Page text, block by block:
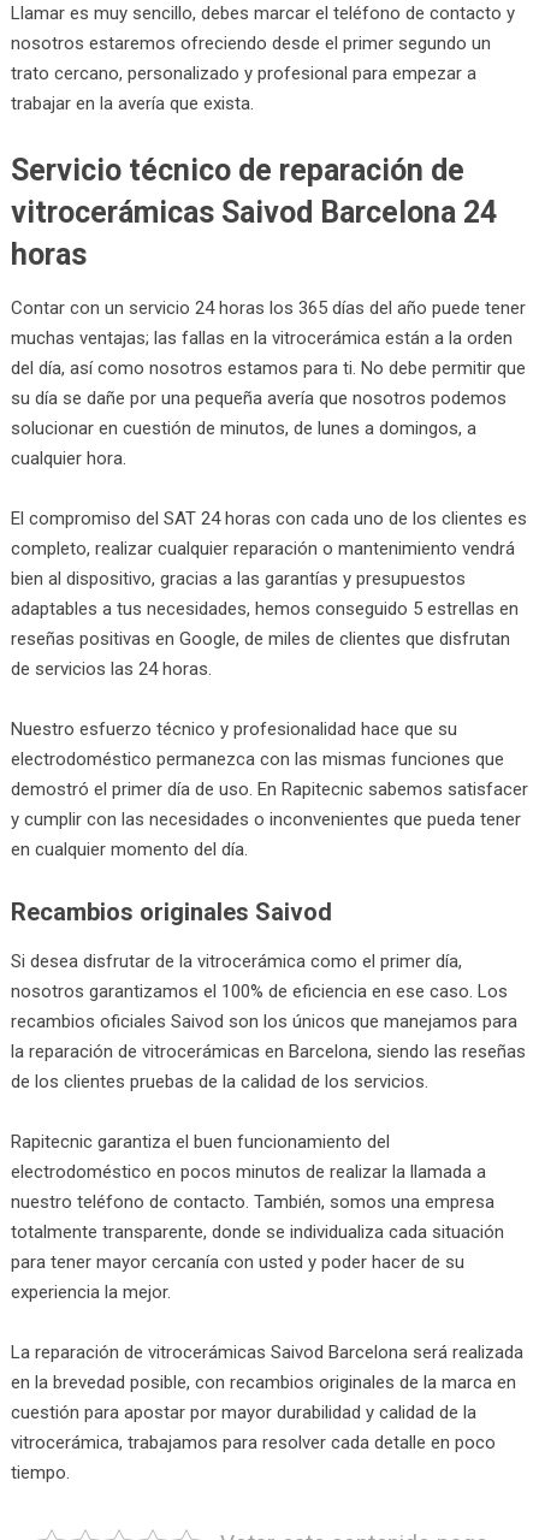
Llamar es muy sencillo, debes marcar el teléfono de contacto y
nosotros estaremos ofreciendo desde el primer segundo un
trato cercano, personalizado y profesional para empezar a
trabajar en la avería que exista.
Servicio técnico de reparación de
vitrocerámicas Saivod Barcelona 24
horas
Contar con un servicio 24 horas los 365 días del año puede tener
muchas ventajas; las fallas en la vitrocerámica están a la orden
del día, así como nosotros estamos para ti. No debe permitir que
su día se dañe por una pequeña avería que nosotros podemos
solucionar en cuestión de minutos, de lunes a domingos, a
cualquier hora.
El compromiso del SAT 24 horas con cada uno de los clientes es
completo, realizar cualquier reparación o mantenimiento vendrá
bien al dispositivo, gracias a las garantías y presupuestos
adaptables a tus necesidades, hemos conseguido 5 estrellas en
reseñas positivas en Google, de miles de clientes que disfrutan
de servicios las 24 horas.
Nuestro esfuerzo técnico y profesionalidad hace que su
electrodoméstico permanezca con las mismas funciones que
demostró el primer día de uso. En Rapitecnic sabemos satisfacer
y cumplir con las necesidades o inconvenientes que pueda tener
en cualquier momento del día.
Recambios originales Saivod
Si desea disfrutar de la vitrocerámica como el primer día,
nosotros garantizamos el 100% de eficiencia en ese caso. Los
recambios oficiales Saivod son los únicos que manejamos para
la reparación de vitrocerámicas en Barcelona, siendo las reseñas
de los clientes pruebas de la calidad de los servicios.
Rapitecnic garantiza el buen funcionamiento del
electrodoméstico en pocos minutos de realizar la llamada a
nuestro teléfono de contacto. También, somos una empresa
totalmente transparente, donde se individualiza cada situación
para tener mayor cercanía con usted y poder hacer de su
experiencia la mejor.
La reparación de vitrocerámicas Saivod Barcelona será realizada
en la brevedad posible, con recambios originales de la marca en
cuestión para apostar por mayor durabilidad y calidad de la
vitrocerámica, trabajamos para resolver cada detalle en poco
tiempo.